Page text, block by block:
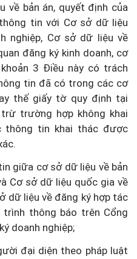
về bản án, quyết định của
tin với Cơ sở dữ liệu
nghiệp, Cơ sở dữ liệu về
đăng ký kinh doanh, cơ
3 Điều này có trách
tin đã có trong các cơ
thế giấy tờ quy định tại
trường hợp không khai
thông tin khai thác được
giữa cơ sở dữ liệu về bản
Cơ sở dữ liệu quốc gia về
dữ liệu về đăng ký hợp tác
thông báo trên Cổng
doanh nghiệp;
đại diện theo pháp luật